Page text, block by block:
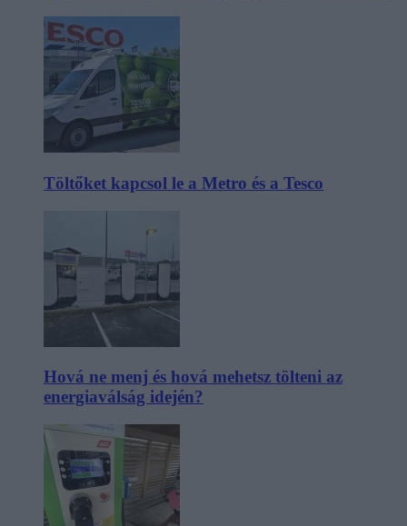
Töltőket kapcsol le a Metro és a Tesco
Hová ne menj és hová mehetsz tölteni az
energiaválság idején?